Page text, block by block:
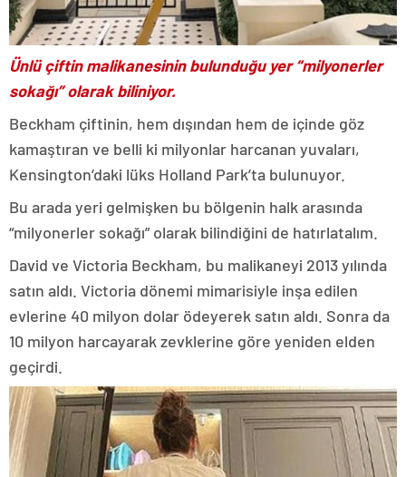
Ünlü çiftin malikanesinin bulunduğu yer “milyonerler
sokağı” olarak biliniyor.
Beckham çiftinin, hem dışından hem de içinde göz
kamaştıran ve belli ki milyonlar harcanan yuvaları,
Kensington’daki lüks Holland Park’ta bulunuyor.
Bu arada yeri gelmişken bu bölgenin halk arasında
“milyonerler sokağı” olarak bilindiğini de hatırlatalım.
David ve Victoria Beckham, bu malikaneyi 2013 yılında
satın aldı. Victoria dönemi mimarisiyle inşa edilen
evlerine 40 milyon dolar ödeyerek satın aldı. Sonra da
10 milyon harcayarak zevklerine göre yeniden elden
geçirdi.